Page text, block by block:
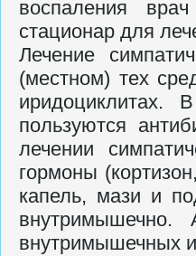
воспаления
стационар для
Лечение
(местном) тех
иридоциклитах.
пользуются
лечении
гормоны
капель, мази и
внутримышечных